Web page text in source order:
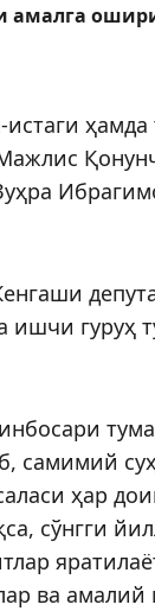
амалга
ҳамда
гуруҳ
ҳар
сўнгги
ва амалий